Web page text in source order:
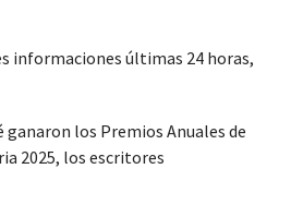
informaciones últimas 24 horas,
ganaron los Premios Anuales de
2025, los escritores